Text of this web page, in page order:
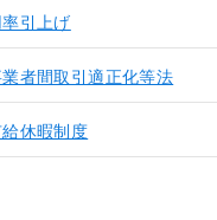
引上げ
者間取引適正化等法
休暇制度